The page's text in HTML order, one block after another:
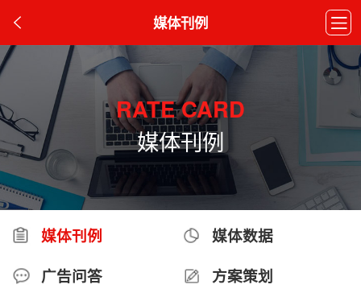
媒体刊例
RATE CARD
媒体刊例
媒体刊例
媒体数据
广告问答
方案策划